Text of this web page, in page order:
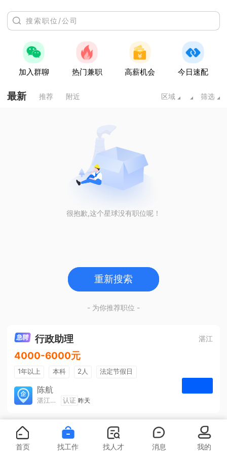
加入群聊 热门兼职 高薪机会 今日速配
最新 推荐 附近 区域 筛选
很抱歉,这个星球没有职位呢！
重新搜索
- 为你推荐职位 -
行政助理 湛江
4000-6000元
1年以上 本科 2人
法定节假日
包吃住
五险一金
陈航
湛江旅游集散中心有限公司 认证 昨天
首页 找工作 找人才 消息 我的